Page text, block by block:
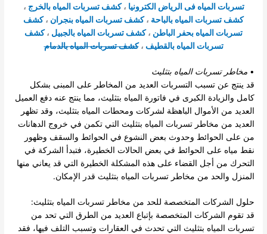
تسربات المياه فى الرياض الكترونيا ،كشف تسربات المياه بالخرج ،
كشف تسربات المياه بالباحة ،كشف تسربات المياه بنجران ،كشف
تسربات المياه بحفر الباطن ،كشف تسربات المياه بالجبيل ،كشف
تسربات المياه بالقطيف ،كشف تسربات المياه بالدمام
•مخاطر تسربات المياه بتثليث
قد ينتج عن تسبب التسربات العديد من المخاطر على المبنى بشكل
كامل والزيادة الكبرى في فاتورة المياه بتثليث، مما ينتج عنه دفع العميل
العديد من الأموال الباهظة لشركات ومحطات المياه بتثليث، وقد تظهر
العديد من مخاطر تسربات المياه بتثليث التي تكمن في خروج الدهانات
من على الحوائط وحدوث بعض النشوع في الحوائط والسقف وظهور
نقط مياه على الحوائط في بعض الحالات الخطيرة، فتبدأ الشركة في
التحرك من أجل القضاء على هذه المشكلة الخطيرة التي قد يعاني منها
المنزل والحد من مخاطر تسربات المياه بتثليث قدر الإمكان.
حلول الشركات المتخصصة للحد من مخاطر تسربات المياه بتثليث:
قد تقوم الشركات المتخصصة بإتباع العديد من الطرق التي تحد من
تسربات المياه بتثليث التي تحدث في العقارات وتسبب التلف فيها، فقد